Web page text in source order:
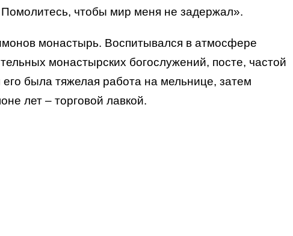
Помолитесь, чтобы мир меня не задержал».
монастырь. Воспитывался в атмосфере
монастырских богослужений, посте, частой
была тяжелая работа на мельнице, затем
лет – торговой лавкой.